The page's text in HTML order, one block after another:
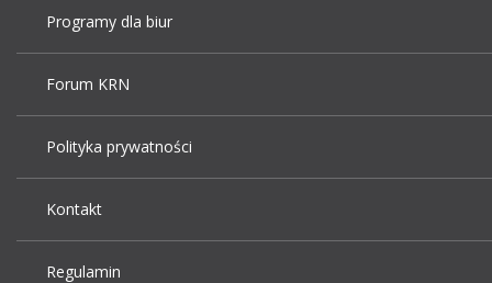
Programy dla biur
Forum KRN
Polityka prywatności
Kontakt
Regulamin